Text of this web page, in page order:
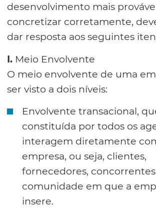
desenvolvimento mais
concretizar corretamente,
dar resposta aos seguintes
I. Meio Envolvente
O meio envolvente de uma
ser visto a dois níveis:
Envolvente transacional,
constituída por todos os
interagem diretamente
empresa, ou seja, clientes,
fornecedores,
comunidade em que a
insere.